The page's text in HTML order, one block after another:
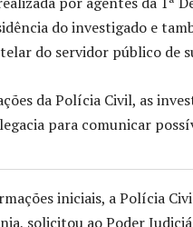
do investigado e
do servidor público de
da Polícia Civil, as
para comunicar
iniciais, a Polícia
, solicitou ao Poder